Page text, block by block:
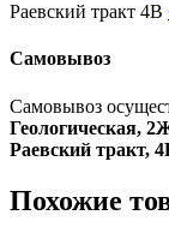
Раевский тракт 4В
Самовывоз
Самовывоз
Геологическая,
Раевский тракт,
Похожие